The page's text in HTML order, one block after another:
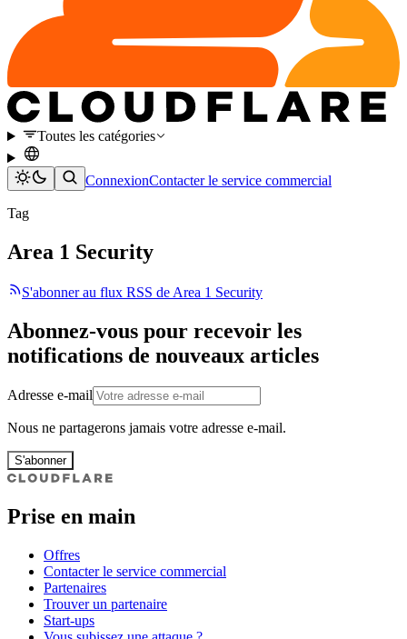
Toutes les catégories
ConnexionContacter le service commercial
Tag
Area 1 Security
S'abonner au flux RSS de Area 1 Security
Abonnez-vous pour recevoir les
notifications de nouveaux articles
Adresse e-mail
Nous ne partagerons jamais votre adresse e-mail.
S'abonner
Prise en main
Offres
Contacter le service commercial
Partenaires
Trouver un partenaire
Start-ups